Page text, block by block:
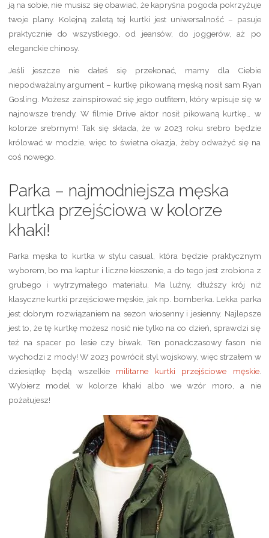
ją na sobie, nie musisz się obawiać, że kapryśna pogoda pokrzyżuje
twoje plany. Kolejną zaletą tej kurtki jest uniwersalność – pasuje
praktycznie do wszystkiego, od jeansów, do joggerów, aż po
eleganckie chinosy.
Jeśli jeszcze nie dałeś się przekonać, mamy dla Ciebie
niepodważalny argument – kurtkę pikowaną męską nosił sam Ryan
Gosling. Możesz zainspirować się jego outfitem, który wpisuje się w
najnowsze trendy. W filmie Drive aktor nosił pikowaną kurtkę… w
kolorze srebrnym! Tak się składa, że w 2023 roku srebro będzie
królować w modzie, więc to świetna okazja, żeby odważyć się na
coś nowego.
Parka – najmodniejsza męska
kurtka przejściowa w kolorze
khaki!
Parka męska to kurtka w stylu casual, która będzie praktycznym
wyborem, bo ma kaptur i liczne kieszenie, a do tego jest zrobiona z
grubego i wytrzymałego materiału. Ma luźny, dłuższy krój niż
klasyczne kurtki przejściowe męskie, jak np. bomberka. Lekka parka
jest dobrym rozwiązaniem na sezon wiosenny i jesienny. Najlepsze
jest to, że tę kurtkę możesz nosić nie tylko na co dzień, sprawdzi się
też na spacer po lesie czy biwak. Ten ponadczasowy fason nie
wychodzi z mody! W 2023 powrócił styl wojskowy, więc strzałem w
dziesiątkę będą wszelkie militarne kurtki przejściowe męskie.
Wybierz model w kolorze khaki albo we wzór moro, a nie
pożałujesz!